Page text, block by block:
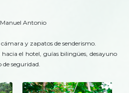
Antonio
y zapatos de senderismo.
hacia el hotel, guías bilingües, desayuno
seguridad.